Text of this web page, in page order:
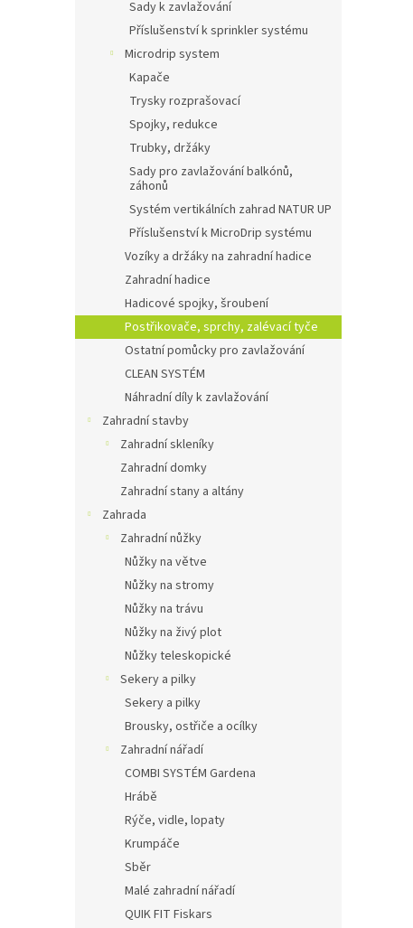
Sady k zavlažování
Příslušenství k sprinkler systému
Microdrip system
Kapače
Trysky rozprašovací
Spojky, redukce
Trubky, držáky
Sady pro zavlažování balkónů,
záhonů
Systém vertikálních zahrad NATUR UP
Příslušenství k MicroDrip systému
Vozíky a držáky na zahradní hadice
Zahradní hadice
Hadicové spojky, šroubení
Postřikovače, sprchy, zalévací tyče
Ostatní pomůcky pro zavlažování
CLEAN SYSTÉM
Náhradní díly k zavlažování
Zahradní stavby
Zahradní skleníky
Zahradní domky
Zahradní stany a altány
Zahrada
Zahradní nůžky
Nůžky na větve
Nůžky na stromy
Nůžky na trávu
Nůžky na živý plot
Nůžky teleskopické
Sekery a pilky
Sekery a pilky
Brousky, ostřiče a ocílky
Zahradní nářadí
COMBI SYSTÉM Gardena
Hrábě
Rýče, vidle, lopaty
Krumpáče
Sběr
Malé zahradní nářadí
QUIK FIT Fiskars